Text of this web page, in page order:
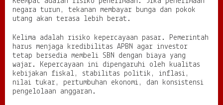
negara turun, tekanan membayar bunga dan pokok
utang akan terasa lebih berat.
Kelima adalah risiko kepercayaan pasar. Pemerintah
harus menjaga kredibilitas APBN agar investor
tetap bersedia membeli SBN dengan biaya yang
wajar. Kepercayaan ini dipengaruhi oleh kualitas
kebijakan fiskal, stabilitas politik, inflasi,
nilai tukar, pertumbuhan ekonomi, dan konsistensi
pengelolaan anggaran.